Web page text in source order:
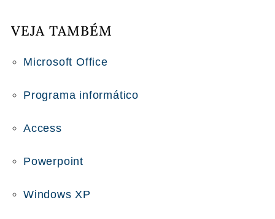
VEJA TAMBÉM
Microsoft Office
Programa informático
Access
Powerpoint
Windows XP